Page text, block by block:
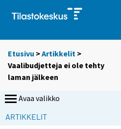
Etusivu >Artikkelit >
Vaalibudjetteja ei ole tehty
laman jälkeen
Avaa valikko
ARTIKKELIT